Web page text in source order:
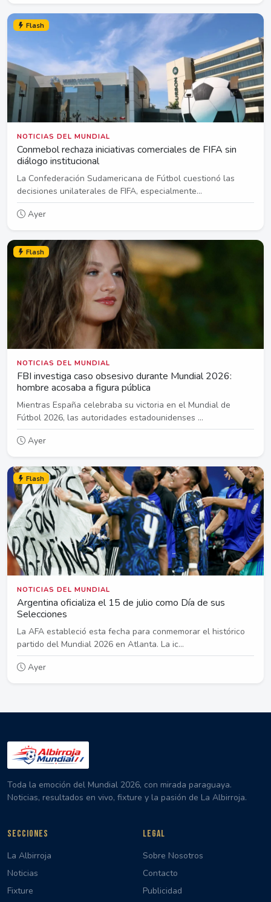
Flash
NOTICIAS DEL MUNDIAL
Conmebol rechaza iniciativas comerciales de FIFA sin
diálogo institucional
La Confederación Sudamericana de Fútbol cuestionó las
decisiones unilaterales de FIFA, especialmente...
Ayer
Flash
NOTICIAS DEL MUNDIAL
FBI investiga caso obsesivo durante Mundial 2026:
hombre acosaba a figura pública
Mientras España celebraba su victoria en el Mundial de
Fútbol 2026, las autoridades estadounidenses ...
Ayer
Flash
NOTICIAS DEL MUNDIAL
Argentina oficializa el 15 de julio como Día de sus
Selecciones
La AFA estableció esta fecha para conmemorar el histórico
partido del Mundial 2026 en Atlanta. La ic...
Ayer
Toda la emoción del Mundial 2026, con mirada paraguaya.
Noticias, resultados en vivo, fixture y la pasión de La Albirroja.
SECCIONES
La Albirroja
Noticias
Fixture
LEGAL
Sobre Nosotros
Contacto
Publicidad